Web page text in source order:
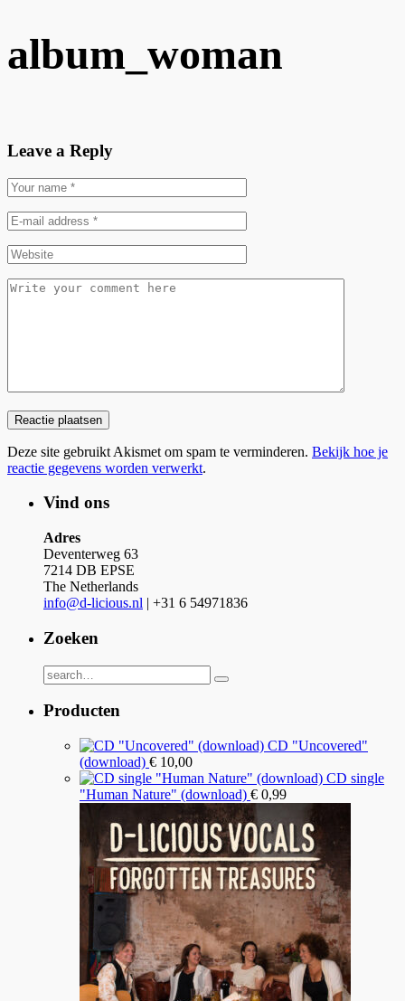
album_woman
Leave a Reply
Deze site gebruikt Akismet om spam te verminderen. Bekijk hoe je
reactie gegevens worden verwerkt.
Vind ons
Adres
Deventerweg 63
7214 DB EPSE
The Netherlands
info@d-licious.nl | +31 6 54971836
Zoeken
Producten
CD "Uncovered"
(download) € 10,00
CD single
"Human Nature" (download) € 0,99